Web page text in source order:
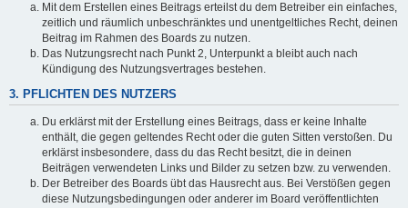
Mit dem Erstellen eines Beitrags erteilst du dem Betreiber ein einfaches,
zeitlich und räumlich unbeschränktes und unentgeltliches Recht, deinen
Beitrag im Rahmen des Boards zu nutzen.
Das Nutzungsrecht nach Punkt 2, Unterpunkt a bleibt auch nach
Kündigung des Nutzungsvertrages bestehen.
3. PFLICHTEN DES NUTZERS
Du erklärst mit der Erstellung eines Beitrags, dass er keine Inhalte
enthält, die gegen geltendes Recht oder die guten Sitten verstoßen. Du
erklärst insbesondere, dass du das Recht besitzt, die in deinen
Beiträgen verwendeten Links und Bilder zu setzen bzw. zu verwenden.
Der Betreiber des Boards übt das Hausrecht aus. Bei Verstößen gegen
diese Nutzungsbedingungen oder anderer im Board veröffentlichten